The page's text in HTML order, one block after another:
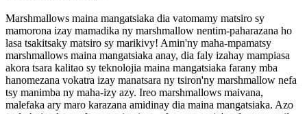
Marshmallows maina mangatsiaka dia vatomamy matsiro sy
mamorona izay mamadika ny marshmallow nentim-paharazana ho
lasa tsakitsaky matsiro sy marikivy! Amin'ny maha-mpamatsy
marshmallows maina mangatsiaka anay, dia faly izahay mampiasa
akora tsara kalitao sy teknolojia maina mangatsiaka farany mba
hanomezana vokatra izay manatsara ny tsiron'ny marshmallow nefa
tsy manimba ny maha-izy azy. Ireo marshmallows maivana,
malefaka ary maro karazana amidinay dia maina mangatsiaka. Azo